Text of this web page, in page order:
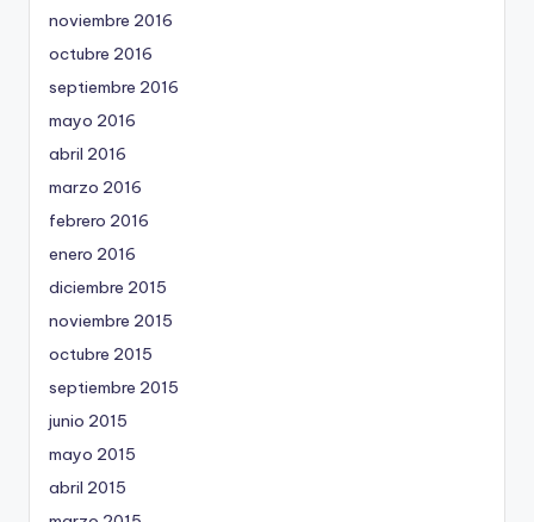
noviembre 2016
octubre 2016
septiembre 2016
mayo 2016
abril 2016
marzo 2016
febrero 2016
enero 2016
diciembre 2015
noviembre 2015
octubre 2015
septiembre 2015
junio 2015
mayo 2015
abril 2015